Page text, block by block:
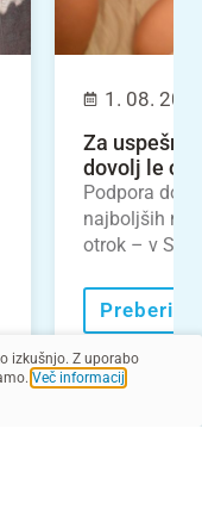
1. 08.
Za uspešno
dovolj le
Podpora
najboljših
otrok – v
Preberi
izkušnjo. Z uporabo
Več informacij